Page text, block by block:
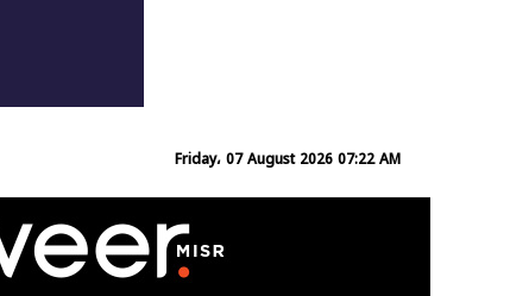
Friday، 07 August 2026 07:22 AM